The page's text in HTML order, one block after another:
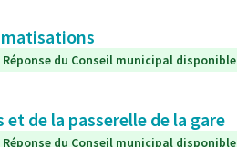
Réponse du Conseil municipal disponible
de la passerelle de la gare
Réponse du Conseil municipal disponible